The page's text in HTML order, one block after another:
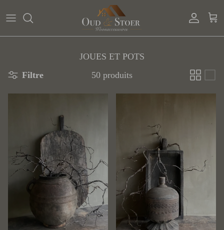
Compte
JOUES ET POTS
Filtre
50 produits